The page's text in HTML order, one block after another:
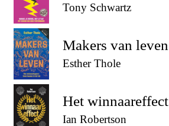
Tony Schwartz
Makers van leven
Esther Thole
Het winnaareffect
Ian Robertson